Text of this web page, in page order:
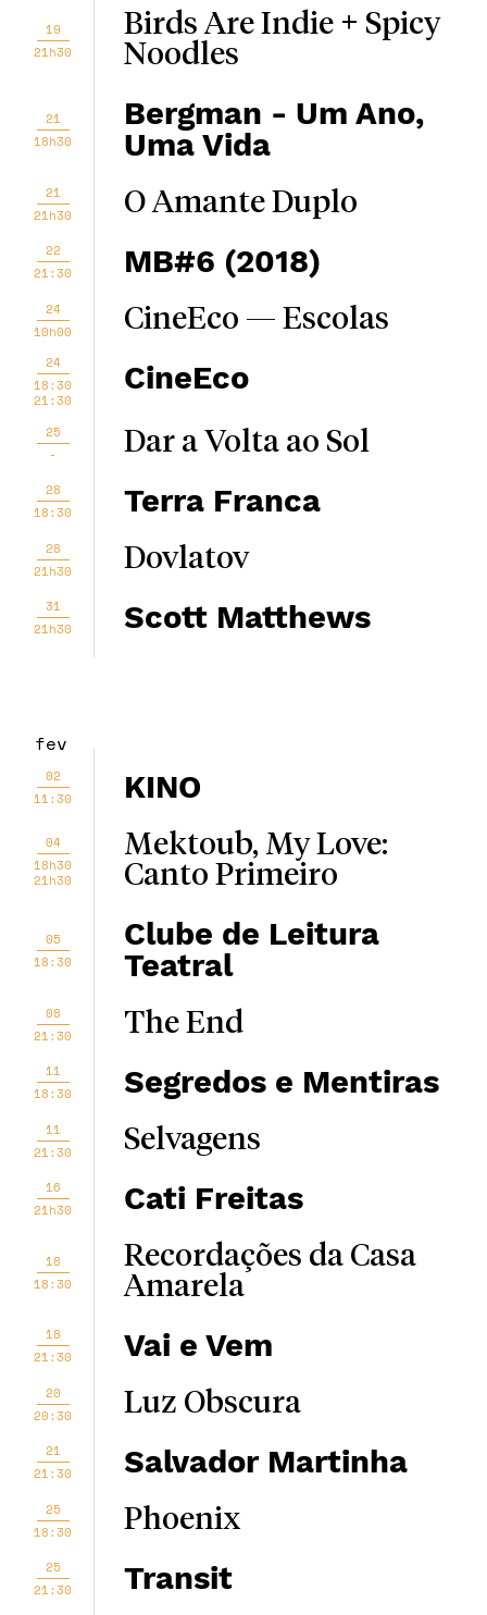
19
21h30
Birds Are Indie + Spicy
Noodles
21
18h30
Bergman - Um Ano,
Uma Vida
21
21h30
O Amante Duplo
22
21:30
MB#6 (2018)
24
10h00
CineEco — Escolas
24
18:30
21:30
CineEco
25
-
Dar a Volta ao Sol
28
18:30
Terra Franca
28
21h30
Dovlatov
31
21h30
Scott Matthews
fev
02
11:30
KINO
04
18h30
21h30
Mektoub, My Love:
Canto Primeiro
05
18:30
Clube de Leitura
Teatral
08
21:30
The End
11
18:30
Segredos e Mentiras
11
21:30
Selvagens
16
21h30
Cati Freitas
18
18:30
Recordações da Casa
Amarela
18
21:30
Vai e Vem
20
20:30
Luz Obscura
21
21:30
Salvador Martinha
25
18:30
Phoenix
25
21:30
Transit